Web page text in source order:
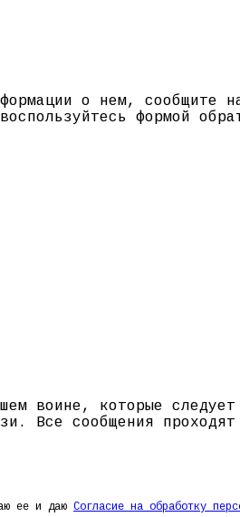
о нем, сообщите
формой
воине, которые
Все сообщения проходят
ее и даю Согласие на обработку